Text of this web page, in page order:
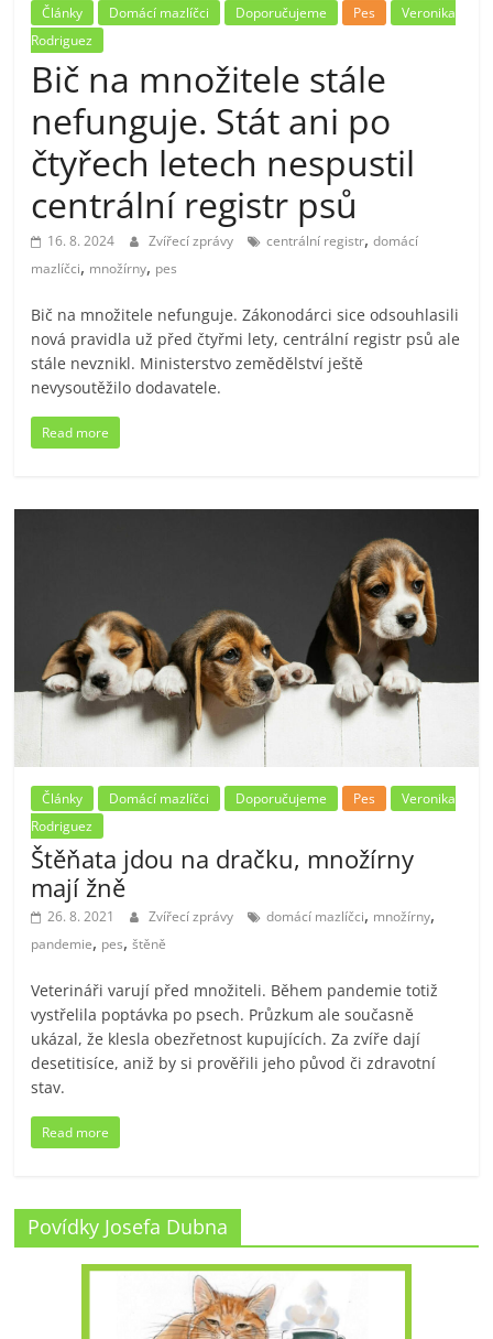
Články Domácí mazlíčci Doporučujeme Pes
Veronika
Rodriguez
Bič na množitele stále
nefunguje. Stát ani po
čtyřech letech nespustil
centrální registr psů
16. 8. 2024 Zvířecí zprávy centrální registr,domácí
mazlíčci, množírny, pes
Bič na množitele nefunguje. Zákonodárci sice odsouhlasili
nová pravidla už před čtyřmi lety, centrální registr psů ale
stále nevznikl. Ministerstvo zemědělství ještě
nevysoutěžilo dodavatele.
Read more
Články Domácí mazlíčci Doporučujeme Pes
Veronika
Rodriguez
Štěňata jdou na dračku, množírny
mají žně
26. 8. 2021 Zvířecí zprávy domácí mazlíčci, množírny,
pandemie, pes,štěně
Veterináři varují před množiteli. Během pandemie totiž
vystřelila poptávka po psech. Průzkum ale současně
ukázal, že klesla obezřetnost kupujících. Za zvíře dají
desetitisíce, aniž by si prověřili jeho původ či zdravotní
stav.
Read more
Povídky Josefa Dubna